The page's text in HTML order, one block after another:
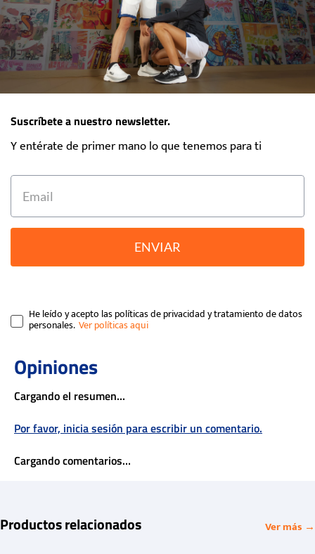
Suscríbete a nuestro newsletter.
Y entérate de primer mano lo que tenemos para ti
ENVIAR
He leído y acepto las políticas de privacidad y tratamiento de datos
personales.
Cargando el resumen…
Por favor, inicia sesión para escribir un comentario.
Cargando comentarios…
Productos relacionados Ver más →